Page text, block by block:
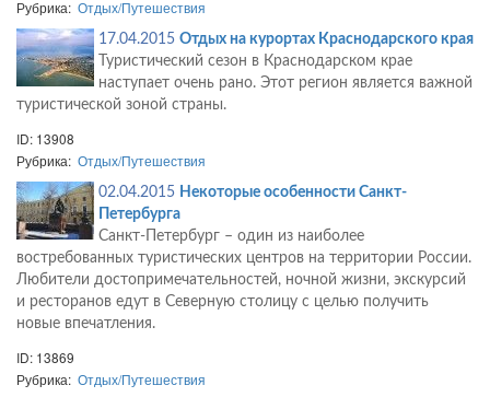
Рубрика: Отдых/Путешествия
17.04.2015 Отдых на курортах Краснодарского края
Туристический сезон в Краснодарском крае
наступает очень рано. Этот регион является важной
туристической зоной страны.
ID: 13908
Рубрика: Отдых/Путешествия
02.04.2015 Некоторые особенности Санкт-
Петербурга
Санкт-Петербург – один из наиболее
востребованных туристических центров на территории России.
Любители достопримечательностей, ночной жизни, экскурсий
и ресторанов едут в Северную столицу с целью получить
новые впечатления.
ID: 13869
Рубрика: Отдых/Путешествия